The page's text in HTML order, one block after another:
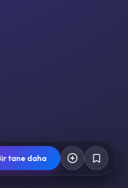
tane daha